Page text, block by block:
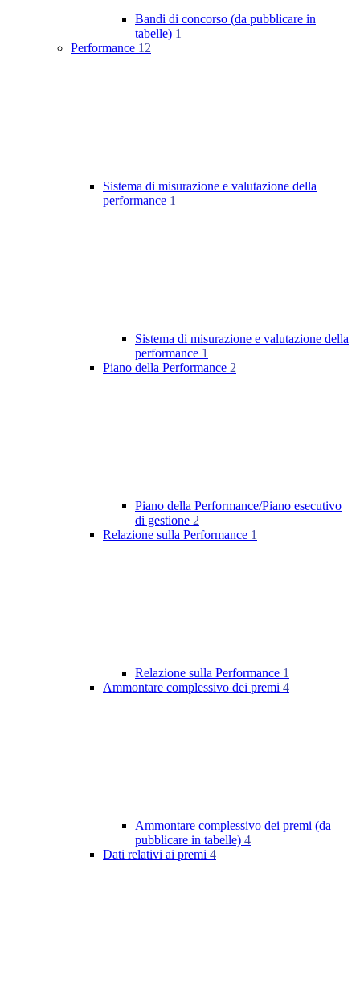
Bandi di concorso (da pubblicare in
tabelle) 1
Performance 12
Sistema di misurazione e valutazione della
performance 1
Sistema di misurazione e valutazione della
performance 1
Piano della Performance 2
Piano della Performance/Piano esecutivo
di gestione 2
Relazione sulla Performance 1
Relazione sulla Performance 1
Ammontare complessivo dei premi 4
Ammontare complessivo dei premi (da
pubblicare in tabelle) 4
Dati relativi ai premi 4